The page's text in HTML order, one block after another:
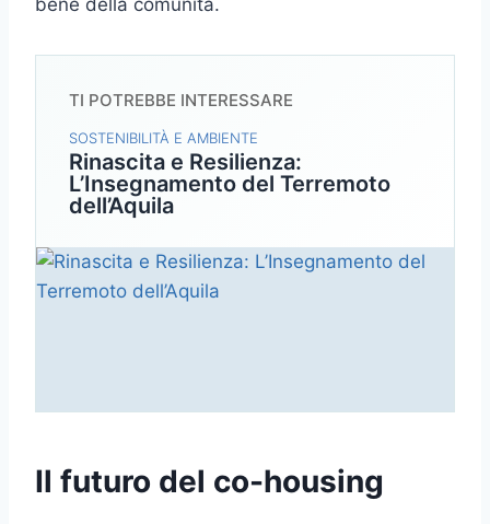
bene della comunità.
TI POTREBBE INTERESSARE
SOSTENIBILITÀ E AMBIENTE
Rinascita e Resilienza:
L’Insegnamento del Terremoto
dell’Aquila
Il futuro del co-housing